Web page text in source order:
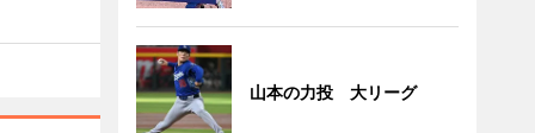
山本の力投 大リーグ